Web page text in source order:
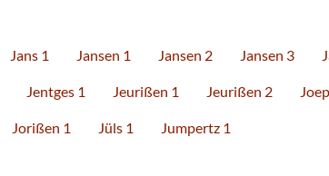
Jans 1 Jansen 1 Jansen 2 Jansen 3
Jentges 1 Jeurißen 1 Jeurißen 2
Jorißen 1 Jüls 1 Jumpertz 1